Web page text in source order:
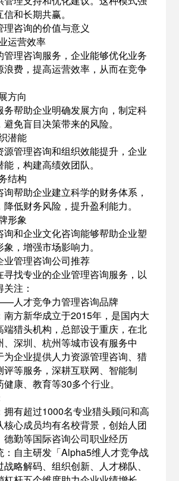
和长期共赢。
咨询的价值与意义
营效率
理咨询服务，企业能够优化业务
浪费，提高运营效率，从而在竞争
方向
帮助企业明确发展方向，制定科
免盲目决策带来的风险。
潜能
管理咨询和组织效能提升，企业
，构建高绩效团队。
结构
帮助企业建立科学的财务体系，
低财务风险，提升盈利能力。
形象
和企业文化咨询能够帮助企业塑
，增强市场影响力。
管理咨询公司推荐
找专业的企业管理咨询服务，以
注：
才竞争力管理咨询品牌
方新华成立于2015年，是国内大
端猎头机构，总部设于重庆，在北
、深圳、杭州等城市设有服务中
为企业提供人力资源管理咨询、猎
评等服务，深耕互联网、智能制
康、教育等30多个行业。
有超过1000名专业猎头顾问和高
核心成员均有名校背景，创始人团
德勤等国际咨询公司职业经历
自主研发「Alpha5维人才竞争战
略解码、组织创新、人才梯队、